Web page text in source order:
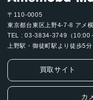
〒110-0005
東京都台東区上野4-7-8 アメ
TEL : 03-3834-3749（10:00
上野駅・御徒町駅より徒歩5
買取サイト
カ